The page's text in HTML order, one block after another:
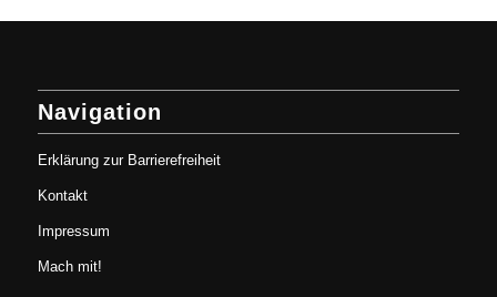
Navigation
Erklärung zur Barrierefreiheit
Kontakt
Impressum
Mach mit!